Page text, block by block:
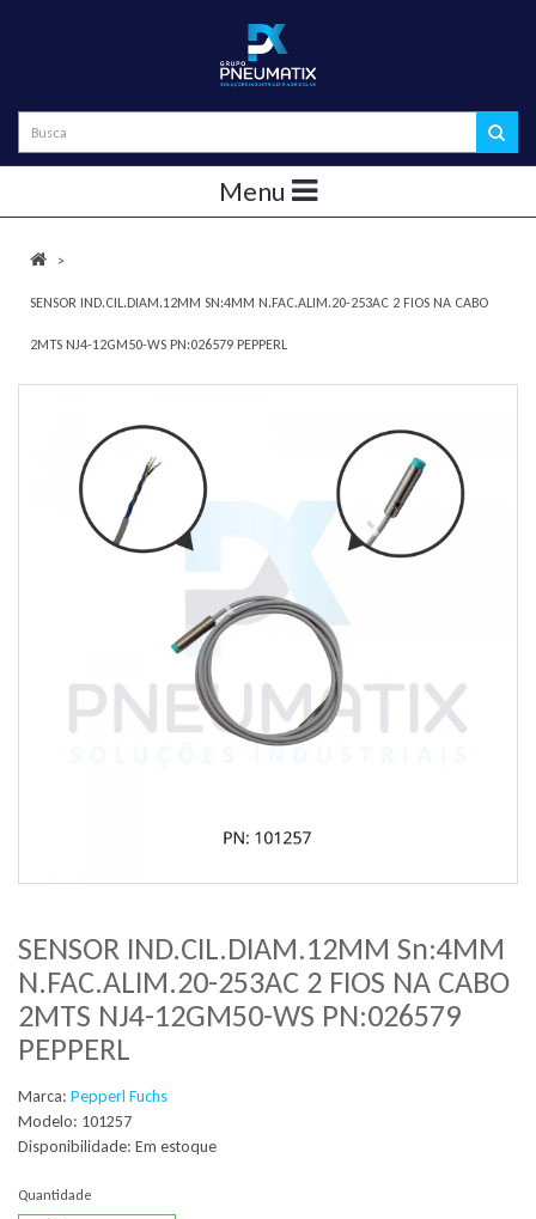
Menu
SENSOR IND.CIL.DIAM.12MM SN:4MM N.FAC.ALIM.20-253AC 2 FIOS NA CABO
2MTS NJ4-12GM50-WS PN:026579 PEPPERL
SENSOR IND.CIL.DIAM.12MM Sn:4MM
N.FAC.ALIM.20-253AC 2 FIOS NA CABO
2MTS NJ4-12GM50-WS PN:026579
PEPPERL
Marca: Pepperl Fuchs
Modelo: 101257
Disponibilidade: Em estoque
Quantidade